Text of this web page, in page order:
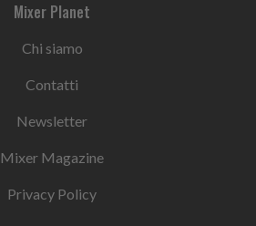
Mixer Planet
Chi siamo
Contatti
Newsletter
Mixer Magazine
Privacy Policy